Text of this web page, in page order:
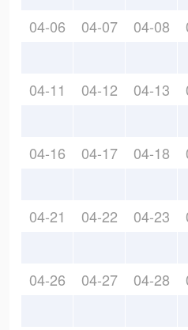
04-06 04-07 04-08
04-11 04-12 04-13
04-16 04-17 04-18
04-21 04-22 04-23
04-26 04-27 04-28